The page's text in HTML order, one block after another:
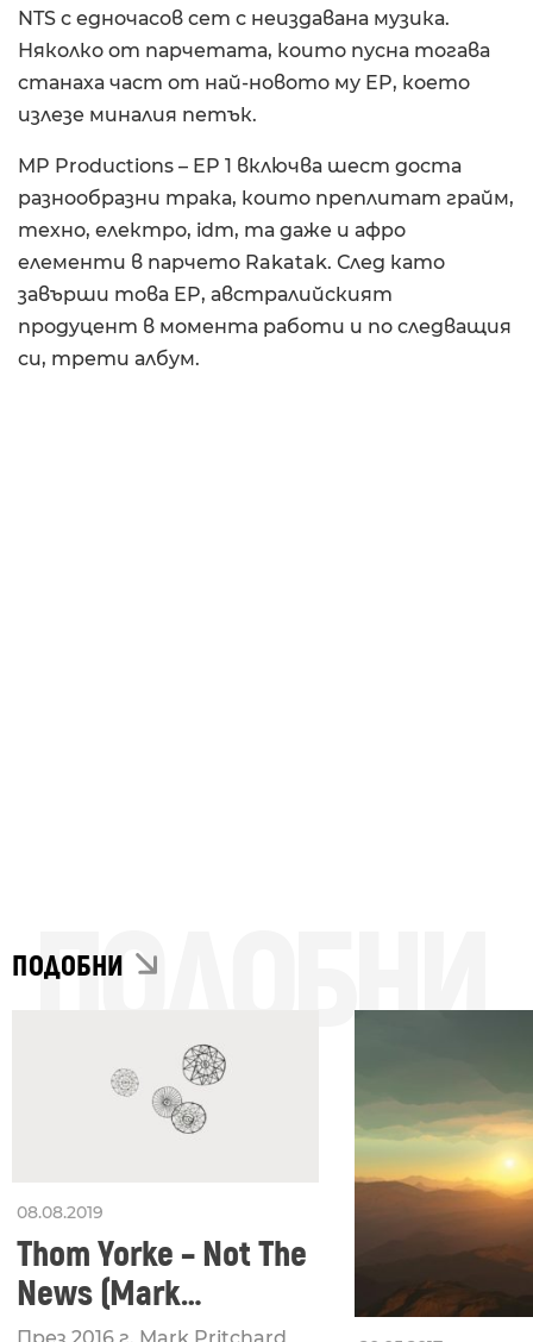
NTS с едночасов сет с неиздавана музика.
Няколко от парчетата, които пусна тогава
станаха част от най-новото му EP, което
излезе миналия петък.
MP Productions – EP 1 включва шест доста
разнообразни трака, които преплитат грайм,
техно, електро, idm, та даже и афро
елементи в парчето Rakatak. След като
завърши това EP, австралийският
продуцент в момента работи и по следващия
си, трети албум.
ПОДОБНИ
ПОДОБНИ
08.08.2019
Thom Yorke – Not The
News (Mark